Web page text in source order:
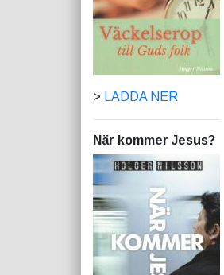
> LADDA NER
När kommer Jesus?